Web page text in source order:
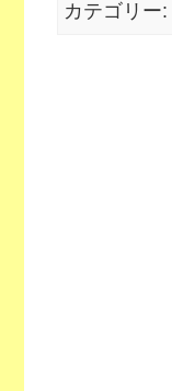
カテゴリー: